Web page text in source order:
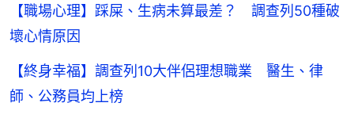
【職場心理】踩屎、生病未算最差？ 調查列50種破
壞心情原因
【終身幸福】調查列10大伴侶理想職業 醫生、律
師、公務員均上榜